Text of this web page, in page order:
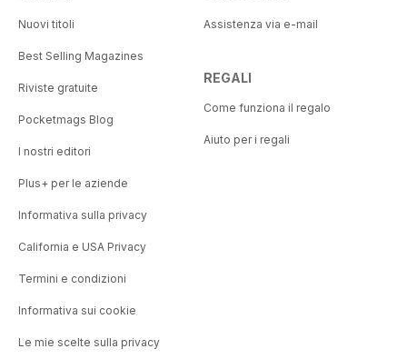
Nuovi titoli
Best Selling Magazines
Riviste gratuite
Pocketmags Blog
I nostri editori
Plus+ per le aziende
Informativa sulla privacy
California e USA Privacy
Termini e condizioni
Informativa sui cookie
Le mie scelte sulla privacy
Assistenza via e-mail
REGALI
Come funziona il regalo
Aiuto per i regali